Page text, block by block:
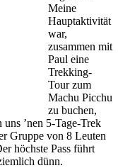
Meine
Hauptaktivität
war,
zusammen mit
Paul eine
Trekking-
Tour zum
Machu Picchu
zu buchen,
’nen 5-Tage-Trek
Gruppe von 8 Leuten
höchste Pass führt
dünn.